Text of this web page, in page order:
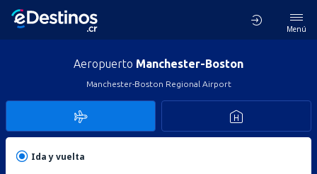
Menú
Aeropuerto Manchester-Boston
Manchester-Boston Regional Airport
Ida y vuelta